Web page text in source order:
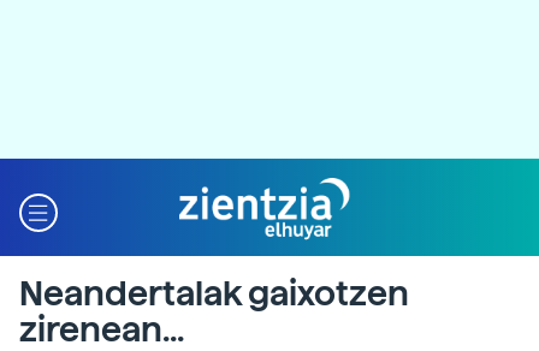
Neandertalak gaixotzen
zirenean...